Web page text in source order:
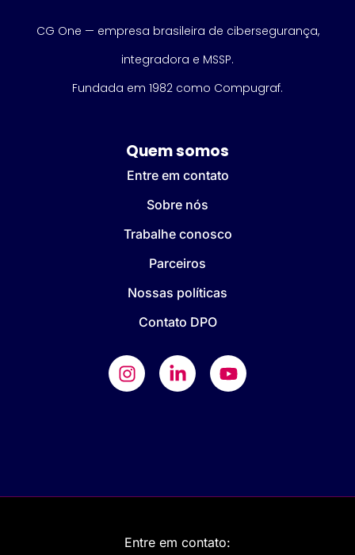
CG One — empresa brasileira de cibersegurança,
integradora e MSSP.
Fundada em 1982 como Compugraf.
Quem somos
Entre em contato
Sobre nós
Trabalhe conosco
Parceiros
Nossas políticas
Contato DPO
Entre em contato: